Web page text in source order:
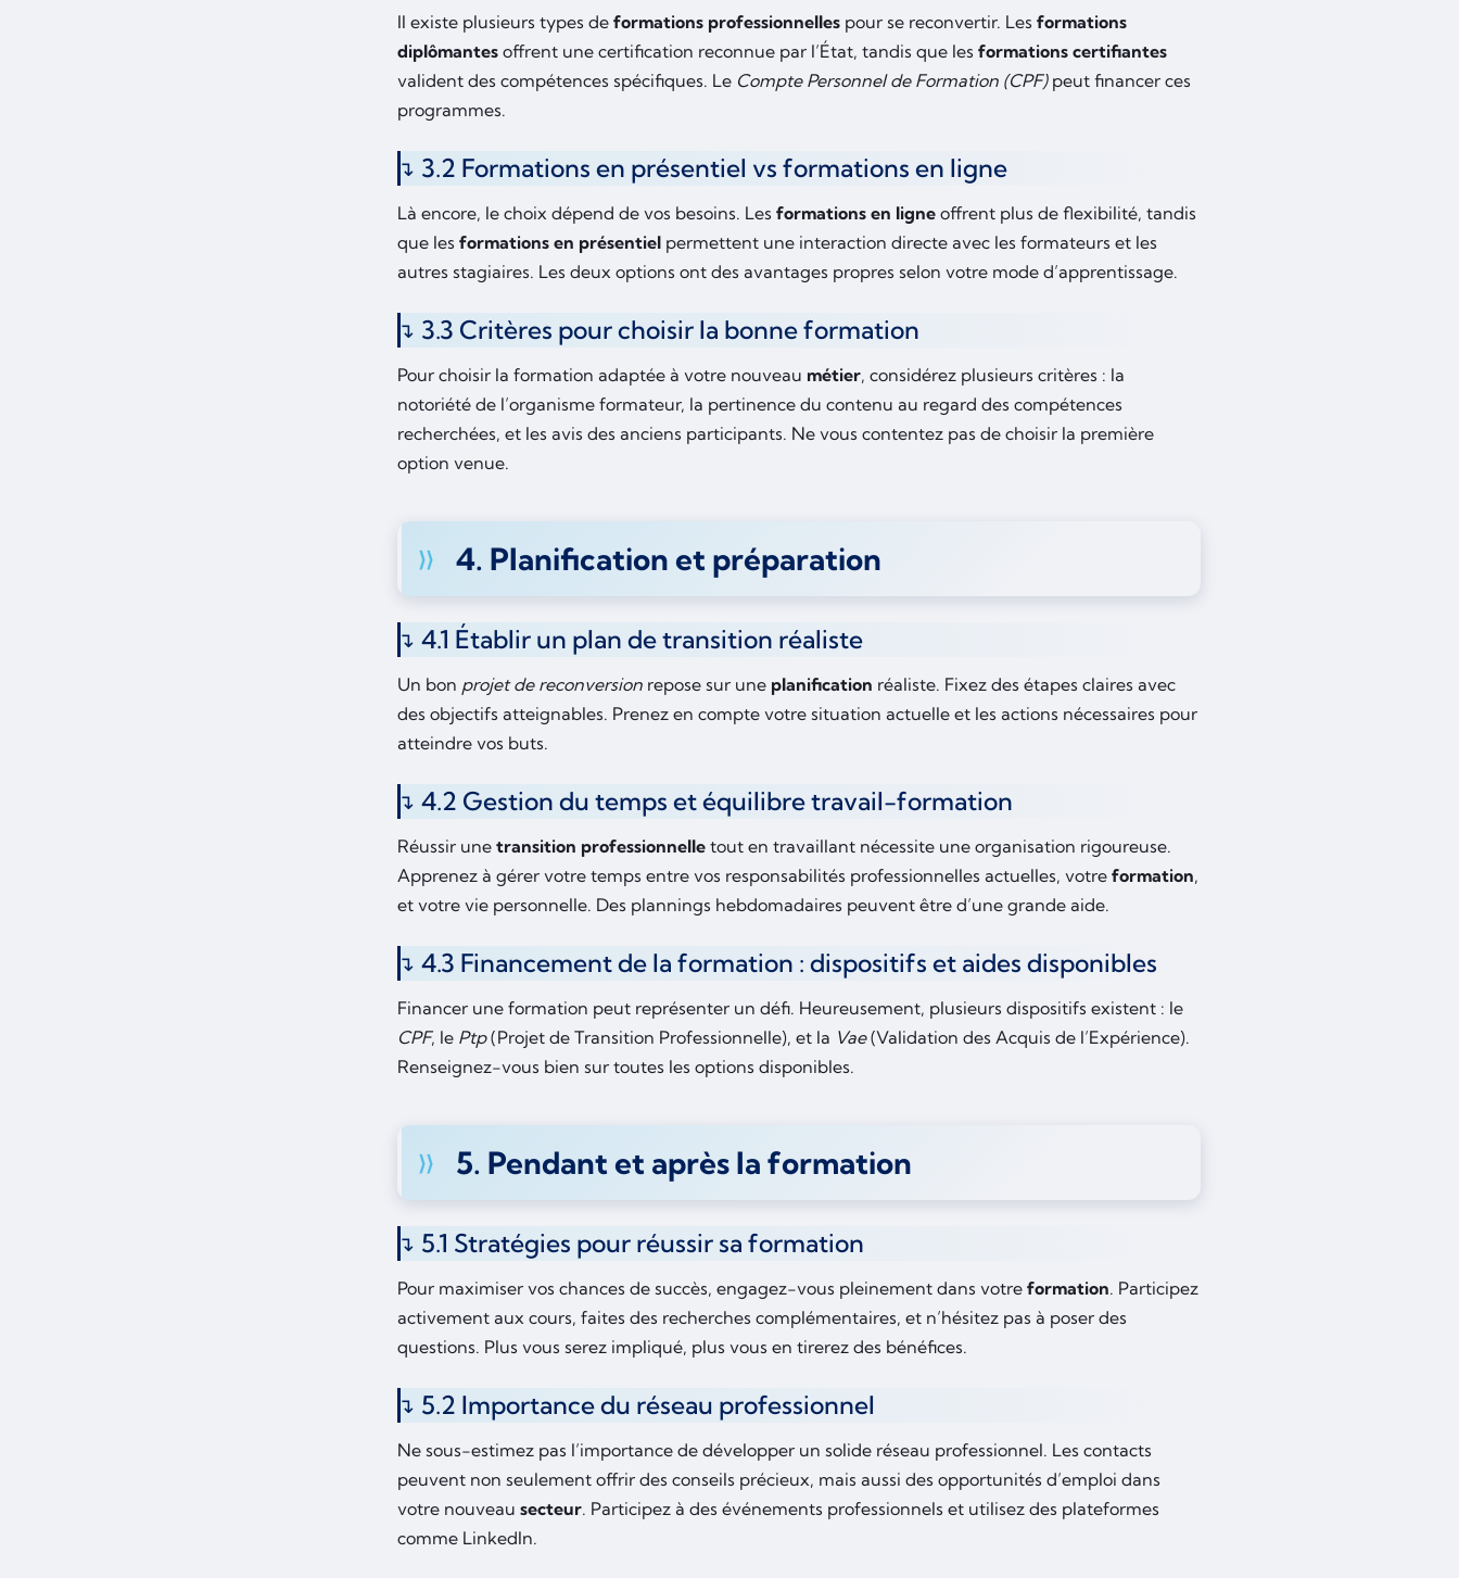
Il existe plusieurs types de formations professionnelles pour se reconvertir. Les formations
diplômantes offrent une certification reconnue par l’État, tandis que les formations certifiantes
valident des compétences spécifiques. Le Compte Personnel de Formation (CPF)peut financer ces
programmes.
3.2 Formations en présentiel vs formations en ligne
Là encore, le choix dépend de vos besoins. Les formations en ligne offrent plus de flexibilité, tandis
que les formations en présentiel permettent une interaction directe avec les formateurs et les
autres stagiaires. Les deux options ont des avantages propres selon votre mode d’apprentissage.
3.3 Critères pour choisir la bonne formation
Pour choisir la formation adaptée à votre nouveau métier, considérez plusieurs critères : la
notoriété de l’organisme formateur, la pertinence du contenu au regard des compétences
recherchées, et les avis des anciens participants. Ne vous contentez pas de choisir la première
option venue.
4. Planification et préparation
4.1 Établir un plan de transition réaliste
Un bon projet de reconversion repose sur une planification réaliste. Fixez des étapes claires avec
des objectifs atteignables. Prenez en compte votre situation actuelle et les actions nécessaires pour
atteindre vos buts.
4.2 Gestion du temps et équilibre travail-formation
Réussir une transition professionnelle tout en travaillant nécessite une organisation rigoureuse.
Apprenez à gérer votre temps entre vos responsabilités professionnelles actuelles, votre formation,
et votre vie personnelle. Des plannings hebdomadaires peuvent être d’une grande aide.
4.3 Financement de la formation : dispositifs et aides disponibles
Financer une formation peut représenter un défi. Heureusement, plusieurs dispositifs existent : le
CPF, le Ptp(Projet de Transition Professionnelle), et la Vae(Validation des Acquis de l’Expérience).
Renseignez-vous bien sur toutes les options disponibles.
5. Pendant et après la formation
5.1 Stratégies pour réussir sa formation
Pour maximiser vos chances de succès, engagez-vous pleinement dans votre formation. Participez
activement aux cours, faites des recherches complémentaires, et n’hésitez pas à poser des
questions. Plus vous serez impliqué, plus vous en tirerez des bénéfices.
5.2 Importance du réseau professionnel
Ne sous-estimez pas l’importance de développer un solide réseau professionnel. Les contacts
peuvent non seulement offrir des conseils précieux, mais aussi des opportunités d’emploi dans
votre nouveau secteur. Participez à des événements professionnels et utilisez des plateformes
comme LinkedIn.